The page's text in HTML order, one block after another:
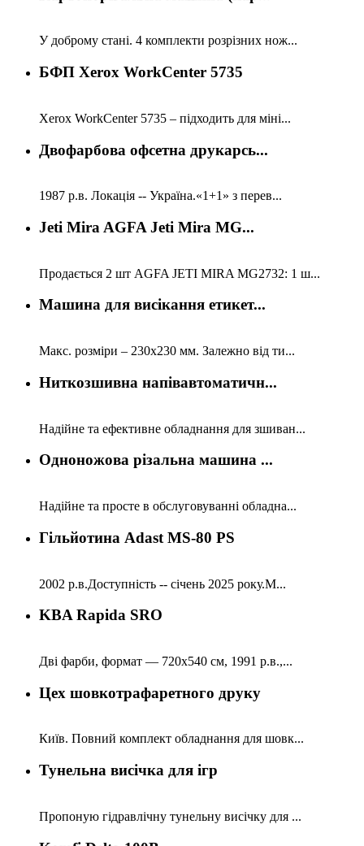
У доброму стані. 4 комплекти розрізних нож...
БФП Xerox WorkCenter 5735
Xerox WorkCenter 5735 – підходить для міні...
Двофарбова офсетна друкарсь...
1987 р.в. Локація -- Україна.«1+1» з перев...
Jeti Mira AGFA Jeti Mira MG...
Продається 2 шт AGFA JETI MIRA MG2732: 1 ш...
Машина для висікання етикет...
Макс. розміри – 230х230 мм. Залежно від ти...
Ниткозшивна напівавтоматичн...
Надійне та ефективне обладнання для зшиван...
Одноножова різальна машина ...
Надійне та просте в обслуговуванні обладна...
Гільйотина Adast MS-80 PS
2002 р.в.Доступність -- січень 2025 року.М...
KBA Rapida SRO
Дві фарби, формат — 720x540 см, 1991 р.в.,...
Цех шовкотрафаретного друку
Київ. Повний комплект обладнання для шовк...
Тунельна висічка для ігр
Пропоную гідравлічну тунельну висічку для ...